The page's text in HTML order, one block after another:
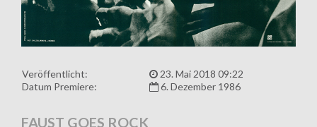
Veröffentlicht:
23. Mai 2018 09:22
Datum Premiere:
6. Dezember 1986
FAUST GOES ROCK